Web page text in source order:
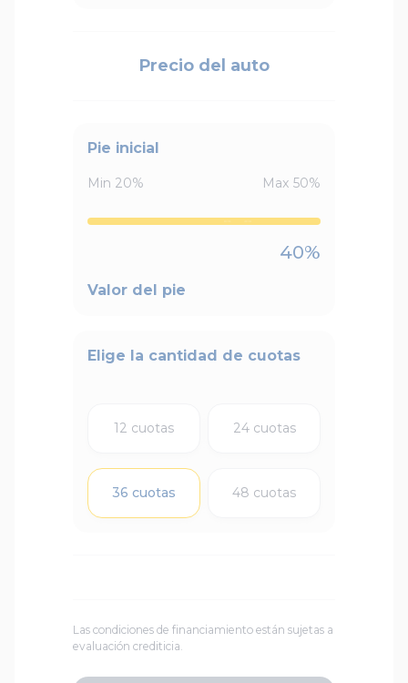
Precio del auto
Pie inicial
Min 20% Max 50%
40%
Valor del pie
Elige la cantidad de cuotas
12 cuotas 24 cuotas
36 cuotas 48 cuotas
Las condiciones de financiamiento están sujetas a
evaluación crediticia.